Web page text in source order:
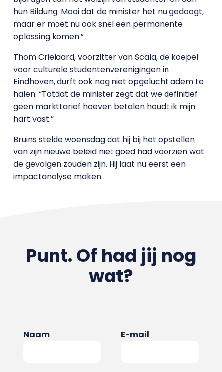
hun Bildung. Mooi dat de minister het nu gedoogt,
maar er moet nu ook snel een permanente
oplossing komen.”
Thom Crielaard, voorzitter van Scala, de koepel
voor culturele studentenverenigingen in
Eindhoven, durft ook nog niet opgelucht adem te
halen. “Totdat de minister zegt dat we definitief
geen markttarief hoeven betalen houdt ik mijn
hart vast.”
Bruins stelde woensdag dat hij bij het opstellen
van zijn nieuwe beleid niet goed had voorzien wat
de gevolgen zouden zijn. Hij laat nu eerst een
impactanalyse maken.
Punt. Of had jij nog
wat?
Naam E-mail